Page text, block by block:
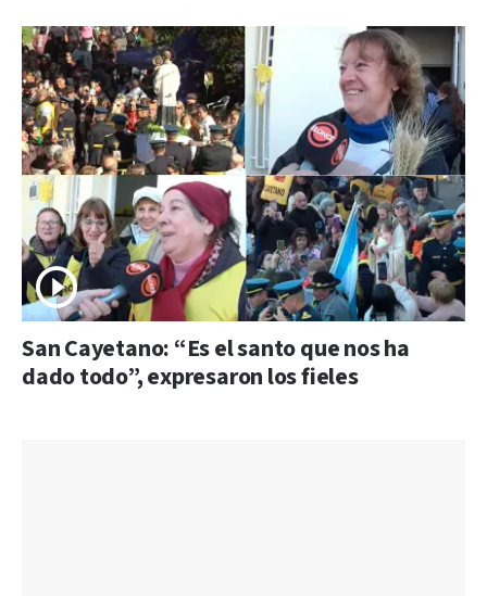
San Cayetano: “Es el santo que nos ha
dado todo”, expresaron los fieles